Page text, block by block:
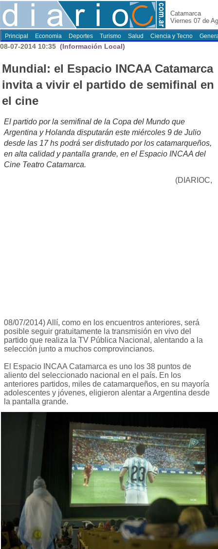
Catamarca
Viernes 07 de
Principal Economia Deportes Turismo Salud Ciencia y Tecno
08-07-2014 10:35 (Información Local)
Mundial: el Espacio INCAA Catamarca
invita a vivir el partido de semifinal en
el cine
El partido por la semifinal de la Copa del Mundo que
Argentina y Holanda disputarán este miércoles 9 de Julio
desde las 17 hs podrá ser disfrutado por los catamarqueños,
en alta calidad y pantalla grande, en el Espacio INCAA del
Cine Teatro Catamarca.
(DIARIOC,
08/07/2014) Allí, como en los encuentros anteriores, será
posible seguir gratuitamente la transmisión en vivo del
partido que realiza la TV Pública Nacional, alentando a la
selección junto a muchos comprovincianos.
El Espacio INCAA Catamarca es uno los 38 puntos de
aliento del seleccionado nacional en el país. En los
anteriores partidos, miles de catamarqueños, en su mayoría
adolescentes y jóvenes, eligieron alentar a Argentina desde
la pantalla grande.